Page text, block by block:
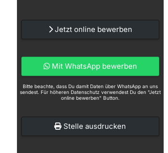
Jetzt online bewerben
Mit WhatsApp bewerben
Bitte beachte, dass Du damit Daten über WhatsApp an uns
sendest. Für höheren Datenschutz verwendest Du den "Jetzt
online bewerben" Button.
Stelle ausdrucken